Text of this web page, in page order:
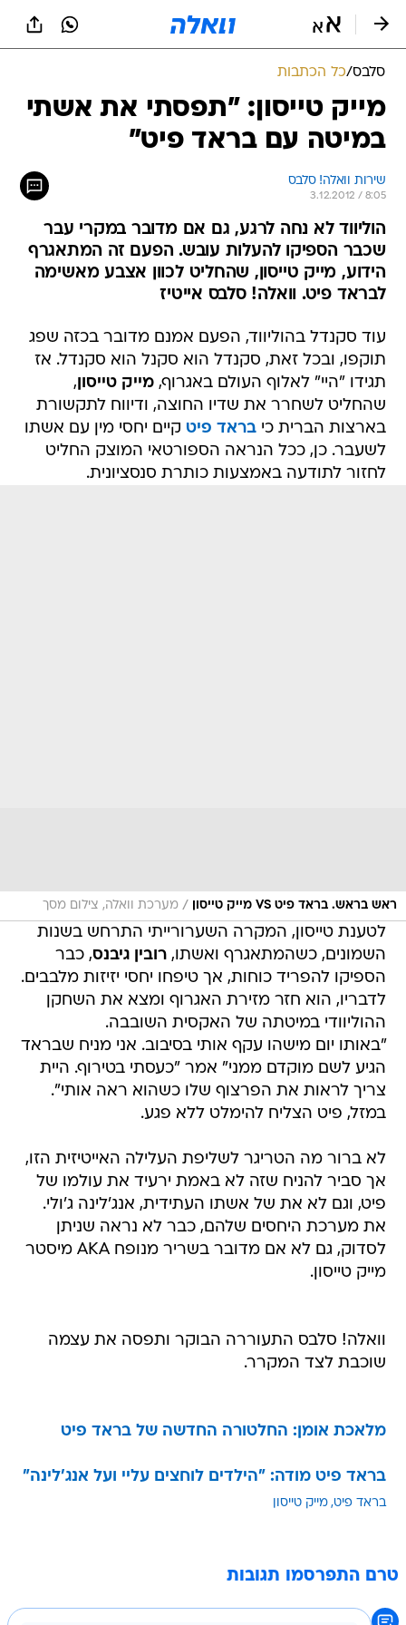
סלבס/כל הכתבות
מייק טייסון: "תפסתי את אשתי
במיטה עם בראד פיט"
שירות וואלה! סלבס
3.12.2012 / 8:05
הוליווד לא נחה לרגע, גם אם מדובר במקרי עבר
שכבר הספיקו להעלות עובש. הפעם זה המתאגרף
הידוע, מייק טייסון, שהחליט לכוון אצבע מאשימה
לבראד פיט. וואלה! סלבס אייטיז
עוד סקנדל בהוליווד, הפעם אמנם מדובר בכזה שפג
תוקפו, ובכל זאת, סקנדל הוא סקנל הוא סקנדל. אז
תגידו "היי" לאלוף העולם באגרוף,מייק טייסון,
שהחליט לשחרר את שדיו החוצה, ודיווח לתקשורת
בארצות הברית כיבראד פיט קיים יחסי מין עם אשתו
לשעבר. כן, ככל הנראה הספורטאי המוצק החליט
לחזור לתודעה באמצעות כותרת סנסציונית.
ראש בראש. בראד פיט VS מייק טייסון / מערכת וואלה, צילום מסך
לטענת טייסון, המקרה השערורייתי התרחש בשנות
השמונים, כשהמתאגרף ואשתו,רובין גיבנס, כבר
הספיקו להפריד כוחות, אך טיפחו יחסי יזיזות מלבבים.
לדבריו, הוא חזר מזירת האגרוף ומצא את השחקן
ההוליוודי במיטתה של האקסית השובבה.
"באותו יום מישהו עקף אותי בסיבוב. אני מניח שבראד
הגיע לשם מוקדם ממני" אמר "כעסתי בטירוף. היית
צריך לראות את הפרצוף שלו כשהוא ראה אותי".
במזל, פיט הצליח להימלט ללא פגע.
לא ברור מה הטריגר לשליפת העלילה האייטיזית הזו,
אך סביר להניח שזה לא באמת ירעיד את עולמו של
פיט, וגם לא את של אשתו העתידית, אנג'לינה ג'ולי.
את מערכת היחסים שלהם, כבר לא נראה שניתן
לסדוק, גם לא אם מדובר בשריר מנופח AKA מיסטר
מייק טייסון.
וואלה! סלבס התעוררה הבוקר ותפסה את עצמה
שוכבת לצד המקרר.
מלאכת אומן: החלטורה החדשה של בראד פיט
בראד פיט מודה: "הילדים לוחצים עליי ועל אנג'לינה"
בראד פיט מייק טייסון
טרם התפרסמו תגובות